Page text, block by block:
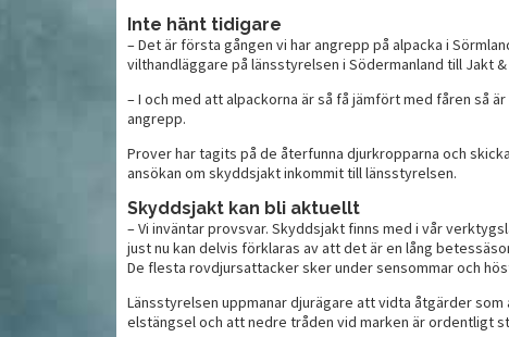
Inte hänt tidigare
– Det är första gången vi har angrepp på alpacka i
vilthandläggare på länsstyrelsen i Södermanland till Jakt
– I och med att alpackorna är så få jämfört med fåren så
angrepp.
Prover har tagits på de återfunna djurkropparna och
ansökan om skyddsjakt inkommit till länsstyrelsen.
Skyddsjakt kan bli aktuellt
– Vi inväntar provsvar. Skyddsjakt finns med i vår
just nu kan delvis förklaras av att det är en lång
De flesta rovdjursattacker sker under sensommar och
Länsstyrelsen uppmanar djurägare att vidta åtgärder
elstängsel och att nedre tråden vid marken är ordentligt
MAT MAT